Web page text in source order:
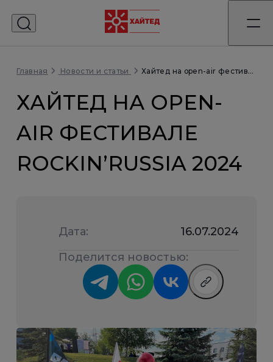
Главная Новости и статьи Хайтед на open-air фестивале Rockin’Russia 2024
ХАЙТЕД НА OPEN-
AIR ФЕСТИВАЛЕ
ROCKIN’RUSSIA 2024
Дата:
16.07.2024
Поделится новостью: